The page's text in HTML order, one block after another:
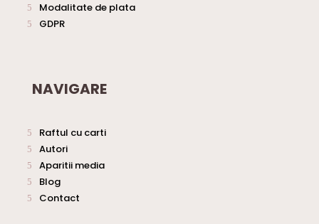
Modalitate de plata
GDPR
NAVIGARE
Raftul cu carti
Autori
Aparitii media
Blog
Contact